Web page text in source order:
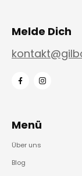
Melde Dich
Menü
Über uns
Blog